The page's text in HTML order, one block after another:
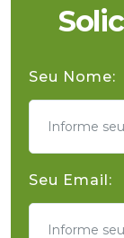
Seu Nome:
Seu Email: